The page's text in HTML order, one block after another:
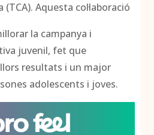
Aquesta col·laboració
la campanya i
juvenil, fet que
resultats i un major
adolescents i joves.